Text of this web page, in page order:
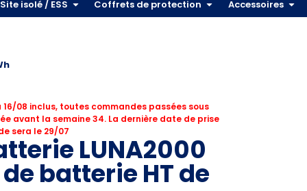
Site isolé / ESS Coffrets de protection Accessoires
16/08 inclus, toutes commandes passées sous
avant la semaine 34. La dernière date de prise
sera le 29/07
LUNA2000
batterie HT de